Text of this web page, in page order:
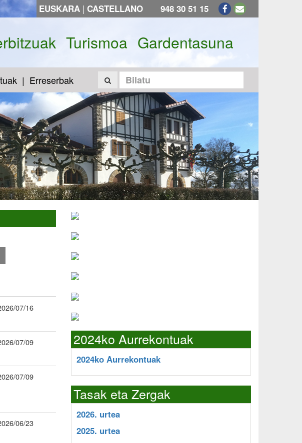
EUSKARA | CASTELLANO 948 30 51 15
Turismoa Gardentasuna
Erreserbak
07/16
07/09
07/09
06/23
2024ko Aurrekontuak
2024ko Aurrekontuak
Tasak eta Zergak
2026. urtea
2025. urtea